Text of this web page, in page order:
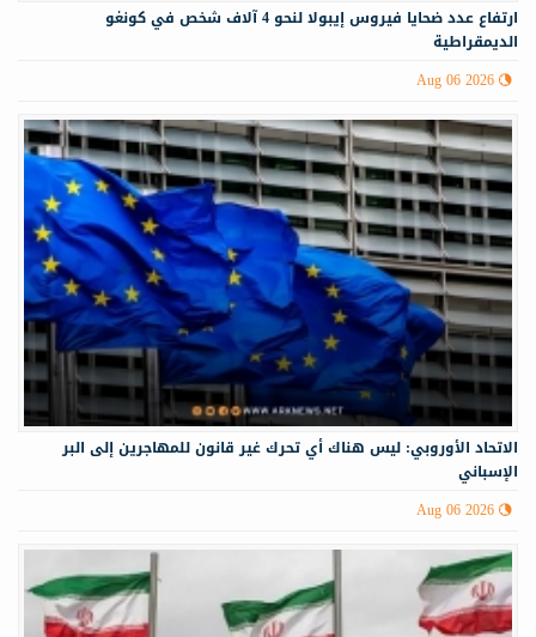
ارتفاع عدد ضحايا فيروس إيبولا لنحو 4 آلاف شخص في كونغو
الديمقراطية
Aug 06 2026
الاتحاد الأوروبي: ليس هناك أي تحرك غير قانون للمهاجرين إلى البر
الإسباني
Aug 06 2026